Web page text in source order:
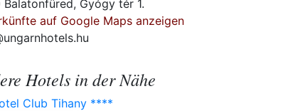
Balatonfüred, Gyógy tér 1.
auf Google Maps anzeigen
Hotels in der Nähe
Club Tihany ****